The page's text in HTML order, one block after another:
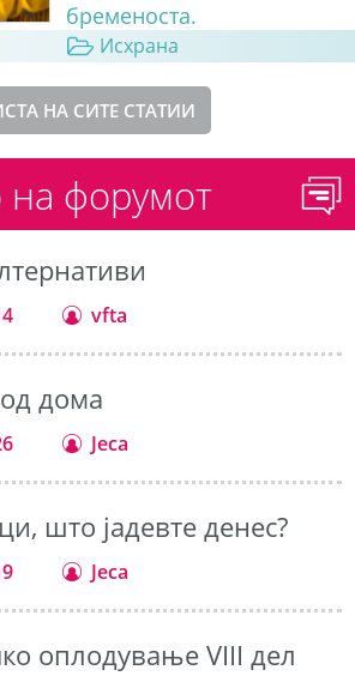
бременоста.
Исхрана
НА СИТЕ СТАТИИ
форумот
vfta
дома
Jeca
што јадевте денес?
Jeca
оплодување VIII дел